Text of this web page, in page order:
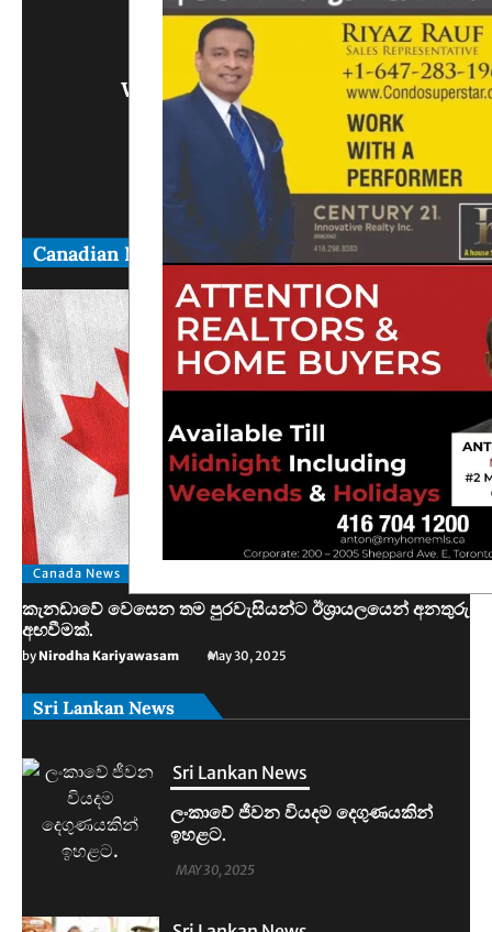
info@
Write Us What You Think
Canadian News
Canada News
කැනඩාවේ වෙසෙන තම පුරවැසියන්ට ඊශ්‍රායලයෙන් අනතුරු
අඟවීමක්.
by Nirodha Kariyawasam May 30, 2025
Sri Lankan News
Sri Lankan News
ලංකාවේ ජීවන වියදම දෙගුණයකින්
MAY 30, 2025
Sri Lankan News
මහින්දානන්දට 20යි. නලින්ට 25යි.
දෙන්නම හිරේට.
MAY 30, 2025